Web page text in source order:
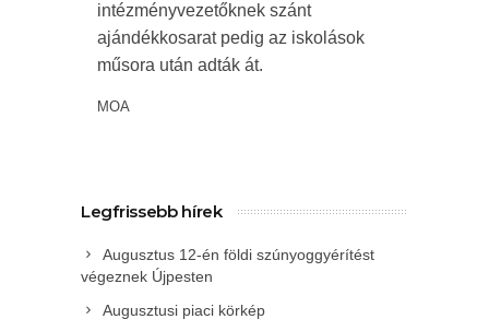
intézményvezetőknek szánt
ajándékkosarat pedig az iskolások
műsora után adták át.
MOA
Legfrissebb hírek
Augusztus 12-én földi szúnyoggyérítést
végeznek Újpesten
Augusztusi piaci körkép